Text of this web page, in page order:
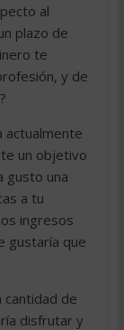
al
plazo de
te
y de
actualmente
un objetivo
gusto una
a tu
ingresos
gustaría que
cantidad de
disfrutar y